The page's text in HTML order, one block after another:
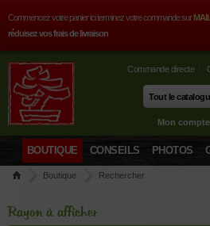
Commencez votre panier ici terminez votre commande sur
réduisez vos frais de livraison
Commande directe
Mon compte
BOUTIQUE CONSEILS PHOTOS
Boutique Rechercher
Rayon à afficher